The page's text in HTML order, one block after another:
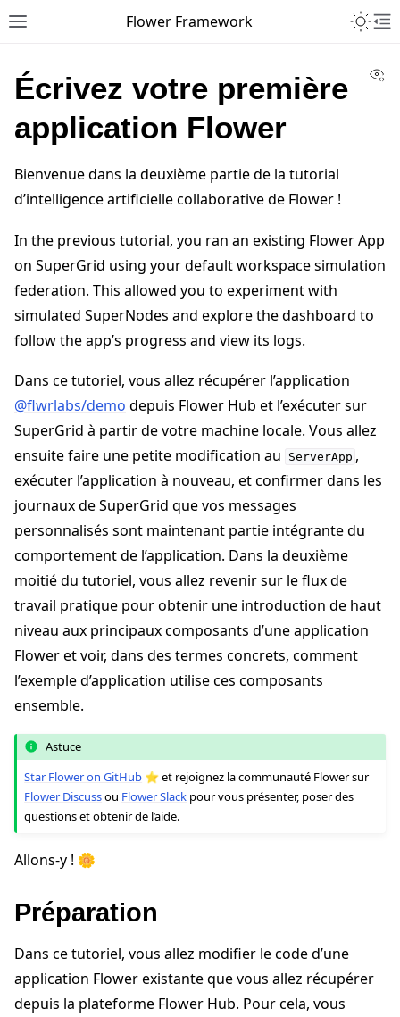
Toggle site navigation sidebar
Flower Framework
navigation of Tutoriels de démarrage rapide
navigation of Build
navigation of Simulate
navigation of Deploy
Écrivez votre première
application Flower
Bienvenue dans la deuxième partie de la tutorial
d’intelligence artificielle collaborative de Flower !
In the previous tutorial, you ran an existing Flower App
on SuperGrid using your default workspace simulation
federation. This allowed you to experiment with
simulated SuperNodes and explore the dashboard to
follow the app’s progress and view its logs.
Dans ce tutoriel, vous allez récupérer l’application
@flwrlabs/demo depuis Flower Hub et l’exécuter sur
SuperGrid à partir de votre machine locale. Vous allez
ensuite faire une petite modification au
ServerApp ,
exécuter l’application à nouveau, et confirmer dans les
journaux de SuperGrid que vos messages
personnalisés sont maintenant partie intégrante du
comportement de l’application. Dans la deuxième
moitié du tutoriel, vous allez revenir sur le flux de
travail pratique pour obtenir une introduction de haut
niveau aux principaux composants d’une application
Flower et voir, dans des termes concrets, comment
l’exemple d’application utilise ces composants
ensemble.
Astuce
Star Flower on GitHub ⭐️ et rejoignez la communauté Flower sur
Flower Discussou Flower Slack pour vous présenter, poser des
questions et obtenir de l’aide.
Allons-y ! 🌼
Préparation
Dans ce tutoriel, vous allez modifier le code d’une
application Flower existante que vous allez récupérer
depuis la plateforme Flower Hub. Pour cela, vous